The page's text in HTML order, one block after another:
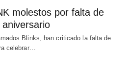
molestos por falta de
aniversario
Blinks, han criticado la falta de
celebrar…